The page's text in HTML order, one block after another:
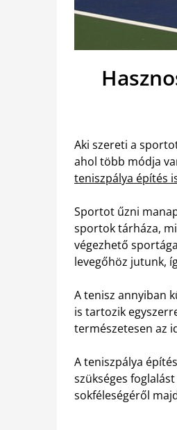
Aki szereti a
ahol több módja
teniszpálya építés
Sportot űzni
sportok tárháza,
végezhető
levegőhöz jutunk,
A tenisz annyiban
is tartozik
természetesen az
A teniszpálya
szükséges
sokféleségéről